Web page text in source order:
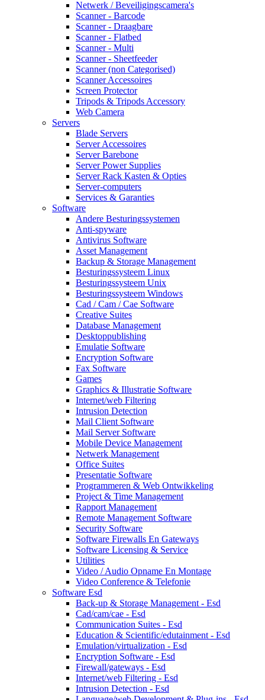
Netwerk / Beveiligingscamera's
Scanner - Barcode
Scanner - Draagbare
Scanner - Flatbed
Scanner - Multi
Scanner - Sheetfeeder
Scanner (non Categorised)
Scanner Accessoires
Screen Protector
Tripods & Tripods Accessory
Web Camera
Servers
Blade Servers
Server Accessoires
Server Barebone
Server Power Supplies
Server Rack Kasten & Opties
Server-computers
Services & Garanties
Software
Andere Besturingssystemen
Anti-spyware
Antivirus Software
Asset Management
Backup & Storage Management
Besturingssysteem Linux
Besturingssysteem Unix
Besturingssysteem Windows
Cad / Cam / Cae Software
Creative Suites
Database Management
Desktoppublishing
Emulatie Software
Encryption Software
Fax Software
Games
Graphics & Illustratie Software
Internet/web Filtering
Intrusion Detection
Mail Client Software
Mail Server Software
Mobile Device Management
Netwerk Management
Office Suites
Presentatie Software
Programmeren & Web Ontwikkeling
Project & Time Management
Rapport Management
Remote Management Software
Security Software
Software Firewalls En Gateways
Software Licensing & Service
Utilities
Video / Audio Opname En Montage
Video Conference & Telefonie
Software Esd
Back-up & Storage Management - Esd
Cad/cam/cae - Esd
Communication Suites - Esd
Education & Scientific/edutainment - Esd
Emulation/virtualization - Esd
Encryption Software - Esd
Firewall/gateways - Esd
Internet/web Filtering - Esd
Intrusion Detection - Esd